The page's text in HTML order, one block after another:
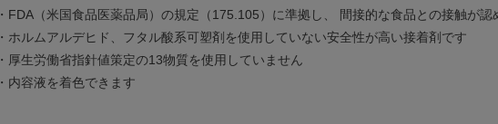
・FDA（米国食品医薬品局）の規定（175.105）に準拠し、 間接的な食品との接触が認
・ホルムアルデヒド、フタル酸系可塑剤を使用していない安全性が高い接着剤です
・厚生労働省指針値策定の13物質を使用していません
・内容液を着色できます